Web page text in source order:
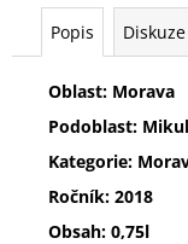
Popis Diskuze
Oblast: Morava
Podoblast:
Kategorie:
Ročník: 2018
Obsah: 0,75l